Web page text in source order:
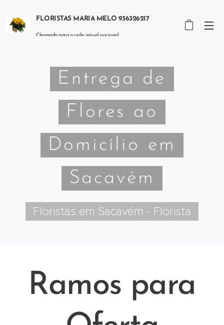
FLORISTAS MARIA MELO 936326217
Chamada para a rede móvel nacional
Entrega de
Flores ao
Domicílio em
Sacavém
Floristas em Sacavém - Florista
Ramos para